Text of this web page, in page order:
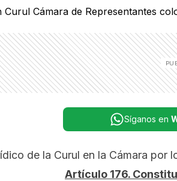
Síganos en
de la Curul en la Cámara por
Artículo 176.